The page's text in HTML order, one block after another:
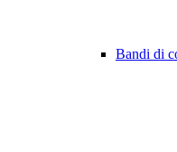
Bandi di